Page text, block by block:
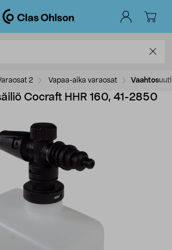
2 Vapaa-aika varaosat
Cocraft HHR 160, 41-2850